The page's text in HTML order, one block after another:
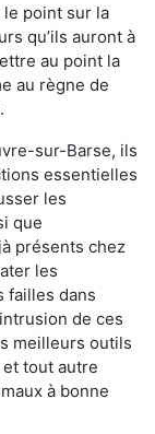
point sur la
qu’ils auront à
au point la
au règne de
sur-Barse, ils
essentielles
les
que
présents chez
les
failles dans
de ces
meilleurs outils
tout autre
à bonne